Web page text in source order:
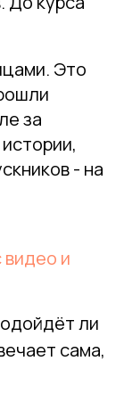
Это
за
- на
и
ли
сама,